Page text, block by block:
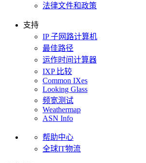
法律文件和政策
支持
IP 子网路计算机
最佳路径
运作时间计算器
IXP 比较
Common IXes
Looking Glass
频宽测试
Weathermap
ASN Info
帮助中心
全球IT物流